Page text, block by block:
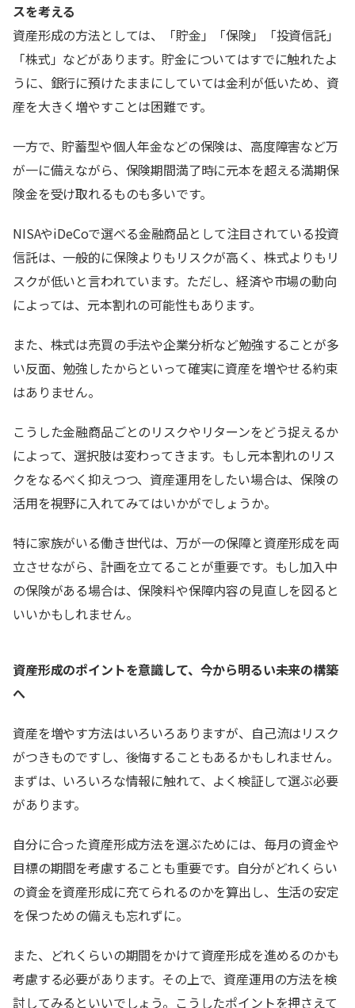
スを考える
資産形成の方法としては、「貯金」「保険」「投資信託」
「株式」などがあります。貯金についてはすでに触れたよ
うに、銀行に預けたままにしていては金利が低いため、資
産を大きく増やすことは困難です。
一方で、貯蓄型や個人年金などの保険は、高度障害など万
が一に備えながら、保険期間満了時に元本を超える満期保
険金を受け取れるものも多いです。
NISAやiDeCoで選べる金融商品として注目されている投資
信託は、一般的に保険よりもリスクが高く、株式よりもリ
スクが低いと言われています。ただし、経済や市場の動向
によっては、元本割れの可能性もあります。
また、株式は売買の手法や企業分析など勉強することが多
い反面、勉強したからといって確実に資産を増やせる約束
はありません。
こうした金融商品ごとのリスクやリターンをどう捉えるか
によって、選択肢は変わってきます。もし元本割れのリス
クをなるべく抑えつつ、資産運用をしたい場合は、保険の
活用を視野に入れてみてはいかがでしょうか。
特に家族がいる働き世代は、万が一の保障と資産形成を両
立させながら、計画を立てることが重要です。もし加入中
の保険がある場合は、保険料や保障内容の見直しを図ると
いいかもしれません。
資産形成のポイントを意識して、今から明るい未来の構築
へ
資産を増やす方法はいろいろありますが、自己流はリスク
がつきものですし、後悔することもあるかもしれません。
まずは、いろいろな情報に触れて、よく検証して選ぶ必要
があります。
自分に合った資産形成方法を選ぶためには、毎月の資金や
目標の期間を考慮することも重要です。自分がどれくらい
の資金を資産形成に充てられるのかを算出し、生活の安定
を保つための備えも忘れずに。
また、どれくらいの期間をかけて資産形成を進めるのかも
考慮する必要があります。その上で、資産運用の方法を検
討してみるといいでしょう。こうしたポイントを押さえて